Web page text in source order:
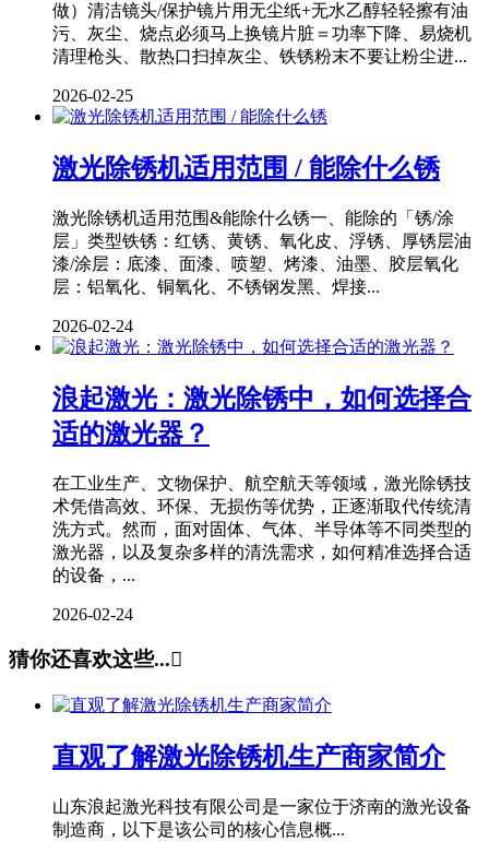
做）清洁镜头/保护镜片用无尘纸+无水乙醇轻轻擦有油
污、灰尘、烧点必须马上换镜片脏＝功率下降、易烧机
清理枪头、散热口扫掉灰尘、铁锈粉末不要让粉尘进...
2026-02-25
激光除锈机适用范围 / 能除什么锈
激光除锈机适用范围&能除什么锈一、能除的「锈/涂
层」类型铁锈：红锈、黄锈、氧化皮、浮锈、厚锈层油
漆/涂层：底漆、面漆、喷塑、烤漆、油墨、胶层氧化
层：铝氧化、铜氧化、不锈钢发黑、焊接...
2026-02-24
浪起激光：激光除锈中，如何选择合
适的激光器？
在工业生产、文物保护、航空航天等领域，激光除锈技
术凭借高效、环保、无损伤等优势，正逐渐取代传统清
洗方式。然而，面对固体、气体、半导体等不同类型的
激光器，以及复杂多样的清洗需求，如何精准选择合适
的设备，...
2026-02-24
猜你还喜欢这些...
直观了解激光除锈机生产商家简介
山东浪起激光科技有限公司是一家位于济南的激光设备
制造商，以下是该公司的核心信息概...